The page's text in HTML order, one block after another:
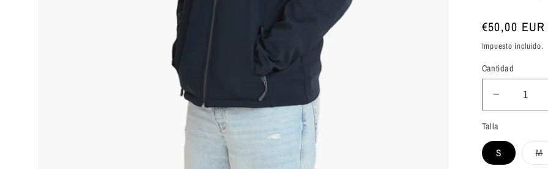
Precio
habitual
€50,00 EUR
Impuesto incluido.
Cantidad
Reducir
cantidad
para
Chaqueta
Blessed
Talla
S M